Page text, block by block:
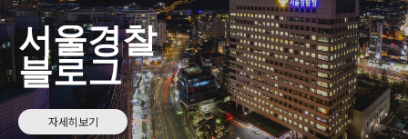
서울경찰
블로그
자세히보기